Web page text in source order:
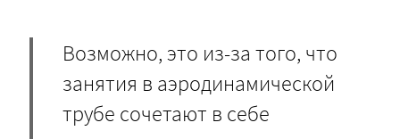
Возможно, это из-за того, что
занятия в аэродинамической
трубе сочетают в себе